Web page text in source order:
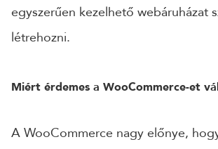
egyszerűen kezelhető webáruházat
létrehozni.
Miért érdemes a WooCommerce-et
A WooCommerce nagy előnye,